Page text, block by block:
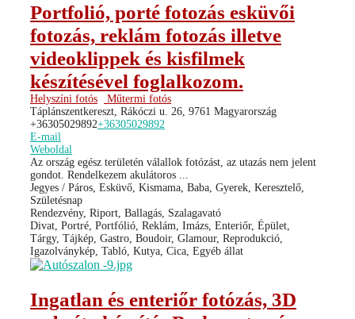
Portfolió, porté fotozás esküvői
fotozás, reklám fotozás illetve
videoklippek és kisfilmek
készítésével foglalkozom.
Helyszíni fotós
Műtermi fotós
Táplánszentkereszt, Rákóczi u. 26, 9761 Magyarország
+36305029892+36305029892
E-mail
Weboldal
Az ország egész területén válallok fotózást, az utazás nem jelent
gondot. Rendelkezem akulátoros ...
Jegyes / Páros, Esküvő, Kismama, Baba, Gyerek, Keresztelő,
Születésnap
Rendezvény, Riport, Ballagás, Szalagavató
Divat, Portré, Portfólió, Reklám, Imázs, Enteriőr, Épület,
Tárgy, Tájkép, Gastro, Boudoir, Glamour, Reprodukció,
Igazolványkép, Tabló, Kutya, Cica, Egyéb állat
Ingatlan és enteriőr fotózás, 3D